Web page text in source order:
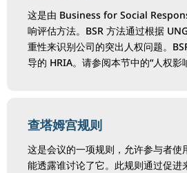
这是由 Business for Social
响评估方法。BSR 方法通过根据
重性来识别公司的突出人权问题。
导的 HRIA。请参阅本节中的“人权影
查塔姆宫规则
这是会议的一项规则，允许参与者使
能透露谁讨论了它。此规则通过促进